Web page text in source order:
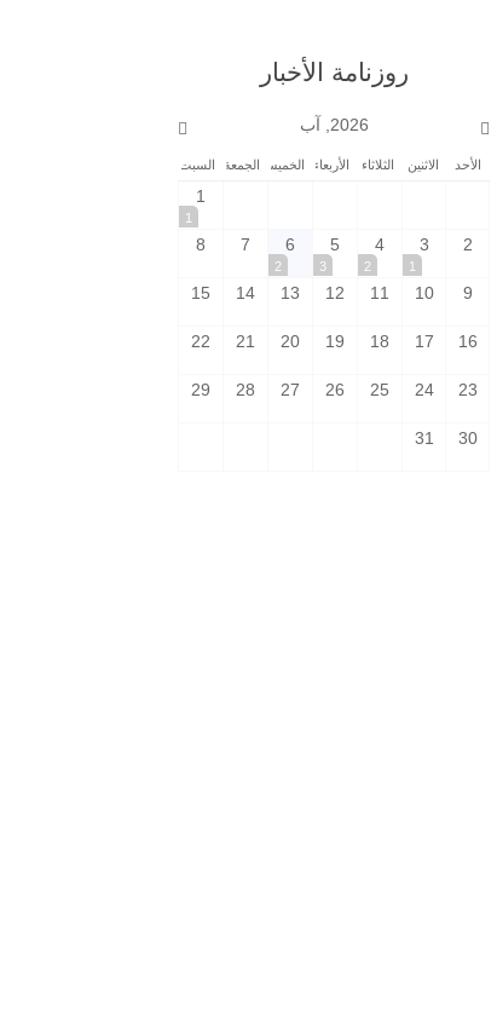
روزنامة الأخبار
2026, آب
الأحد الاثنين الثلاثاء الأربعاء الخميس الجمعة السبت
1
1
2
3
1
4
2
5
3
6
2
7
8
9
10
11
12
13
14
15
16
17
18
19
20
21
22
23
24
25
26
27
28
29
30
31